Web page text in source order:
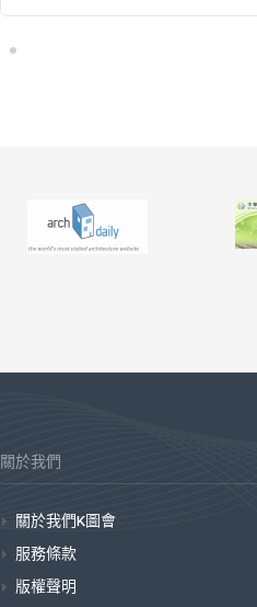
關於我們
關於我們K圖會
服務條款
版權聲明